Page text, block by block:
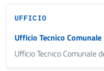
UFFICIO
Ufficio Tecnico Comunale
Ufficio Tecnico Comunale